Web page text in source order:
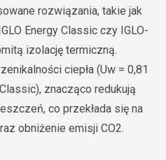
rozwiązania, takie jak
Energy Classic czy IGLO-
izolację termiczną.
ciepła (Uw = 0,81
znacząco redukują
co przekłada się na
obniżenie emisji CO2.